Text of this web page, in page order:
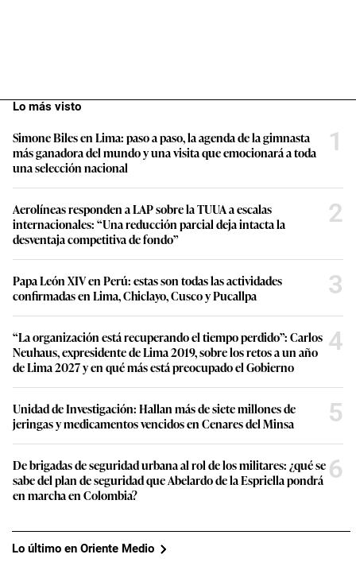
Lo más visto
Simone Biles en Lima: paso a paso, la agenda de la gimnasta
más ganadora del mundo y una visita que emocionará a toda
una selección nacional
1
Aerolíneas responden a LAP sobre la TUUA a escalas
internacionales: “Una reducción parcial deja intacta la
desventaja competitiva de fondo”
2
Papa León XIV en Perú: estas son todas las actividades
confirmadas en Lima, Chiclayo, Cusco y Pucallpa
3
“La organización está recuperando el tiempo perdido”: Carlos
Neuhaus, expresidente de Lima 2019, sobre los retos a un año
de Lima 2027 y en qué más está preocupado el Gobierno
4
Unidad de Investigación: Hallan más de siete millones de
jeringas y medicamentos vencidos en Cenares del Minsa
5
De brigadas de seguridad urbana al rol de los militares: ¿qué se
sabe del plan de seguridad que Abelardo de la Espriella pondrá
en marcha en Colombia?
6
Lo último en Oriente Medio